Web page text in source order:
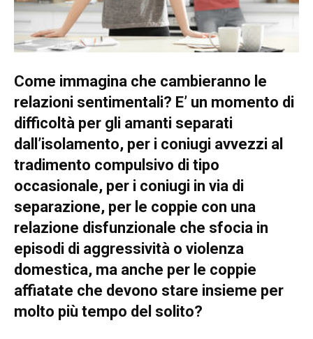
Come immagina che cambieranno le
relazioni sentimentali? E’ un momento di
difficoltà per gli amanti separati
dall’isolamento, per i coniugi avvezzi al
tradimento compulsivo di tipo
occasionale, per i coniugi in via di
separazione, per le coppie con una
relazione disfunzionale che sfocia in
episodi di aggressività o violenza
domestica, ma anche per le coppie
affiatate che devono stare insieme per
molto più tempo del solito?